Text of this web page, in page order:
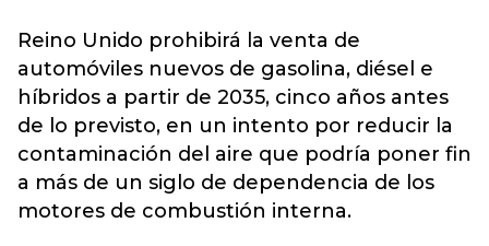
Reino Unido prohibirá la venta de
automóviles nuevos de gasolina, diésel e
híbridos a partir de 2035, cinco años antes
de lo previsto, en un intento por reducir la
contaminación del aire que podría poner fin
a más de un siglo de dependencia de los
motores de combustión interna.